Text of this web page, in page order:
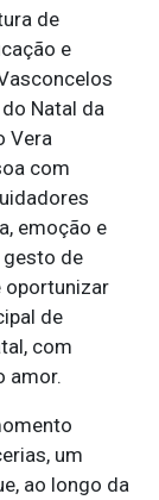
de
e
Natal da
Vera
com
emoção e
gesto de
oportunizar
de
com
amor.
um
ao longo da